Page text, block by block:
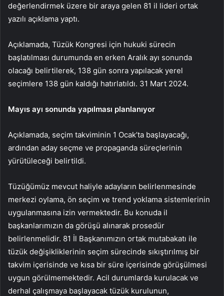
değerlendirmek üzere bir araya gelen 81 il lideri ortak
yazılı açıklama yaptı.
Açıklamada, Tüzük Kongresi için hukuki sürecin
başlatılması durumunda en erken Aralık ayı sonunda
olacağı belirtilerek, 138 gün sonra yapılacak yerel
seçimlere 138 gün kaldığı hatırlatıldı. 31 Mart 2024.
Mayıs ayı sonunda yapılması planlanıyor
Açıklamada, seçim takviminin 1 Ocak’ta başlayacağı,
ardından aday seçme ve propaganda süreçlerinin
yürütüleceği belirtildi.
Tüzüğümüz mevcut haliyle adayların belirlenmesinde
merkezi oylama, ön seçim ve trend yoklama sistemlerinin
uygulanmasına izin vermektedir. Bu konuda il
başkanlarımızın da görüşü alınarak prosedür
belirlenmelidir. 81 İl Başkanımızın ortak mutabakatı ile
tüzük değişikliklerinin seçim sürecinde sıkıştırılmış bir
takvim içerisinde ve kısa bir süre içerisinde görüşülmesi
uygun görülmemektedir. Acil durumlarda kurulacak ve
derhal çalışmaya başlayacak tüzük kurulunun,